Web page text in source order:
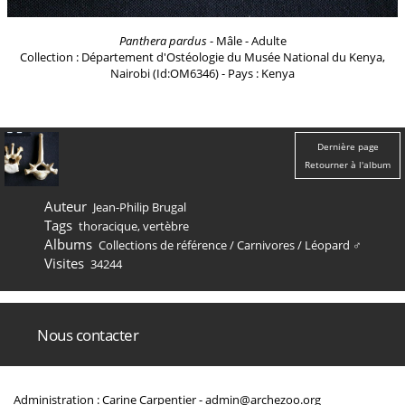
Panthera pardus- Mâle - Adulte
Collection : Département d'Ostéologie du Musée National du Kenya,
Nairobi (Id:OM6346) - Pays : Kenya
Dernière page
Retourner à l'album
Auteur Jean-Philip Brugal
Tags thoracique,vertèbre
Albums Collections de référence/Carnivores/ Léopard ♂
Visites 34244
Nous contacter
Administration : Carine Carpentier -admin@archezoo.org